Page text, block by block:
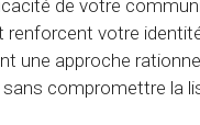
de votre
votre
une approche
compromettre la